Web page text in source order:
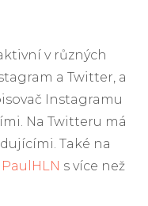
v různých
a Twitter, a
Instagramu
Na Twitteru má
Také na
s více než